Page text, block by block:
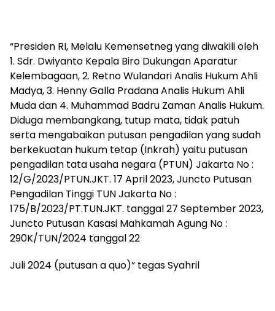
“Presiden RI, Melalu Kemensetneg yang diwakili oleh
1. Sdr. Dwiyanto Kepala Biro Dukungan Aparatur
Kelembagaan, 2. Retno Wulandari Analis Hukum Ahli
Madya, 3. Henny Galla Pradana Analis Hukum Ahli
Muda dan 4. Muhammad Badru Zaman Analis Hukum.
Diduga membangkang, tutup mata, tidak patuh
serta mengabaikan putusan pengadilan yang sudah
berkekuatan hukum tetap (Inkrah) yaitu putusan
pengadilan tata usaha negara (PTUN) Jakarta No :
12/G/2023/PTUN.JKT. 17 April 2023, Juncto Putusan
Pengadilan Tinggi TUN Jakarta No :
175/B/2023/PT.TUN.JKT. tanggal 27 September 2023,
Juncto Putusan Kasasi Mahkamah Agung No :
290K/TUN/2024 tanggal 22
Juli 2024 (putusan a quo)” tegas Syahril